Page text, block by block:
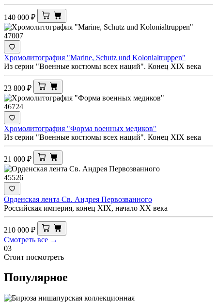
140 000 ₽
47007
Хромолитография "Мarine, Schutz und Kolonialtruppen"
Из серии "Военные костюмы всех наций". Конец ХIX века
23 800 ₽
46724
Хромолитография "Форма военных медиков"
Из серии "Военные костюмы всех наций". Конец ХIX века
21 000 ₽
45526
Орденская лента Св. Андрея Первозванного
Российская империя, конец XIX, начало ХХ века
210 000 ₽
Смотреть все →
03
Стоит посмотреть
Популярное